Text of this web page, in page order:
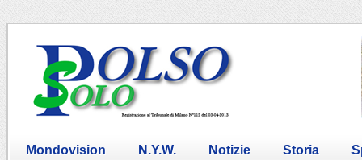
Mondovision N.Y.W. Notizie Storia